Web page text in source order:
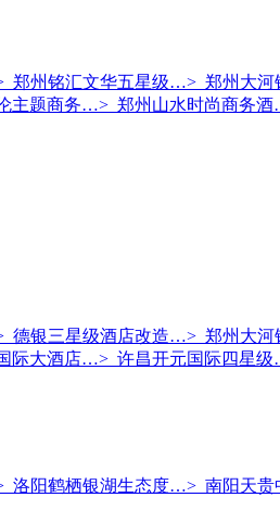
郑州铭汇文华五星级…> 郑州大
主题商务…> 郑州山水时尚商务
德银三星级酒店改造…> 郑州大
际大酒店…> 许昌开元国际四星
洛阳鹤栖银湖生态度…> 南阳天